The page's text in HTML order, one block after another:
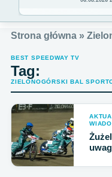
Strona główna »
BEST SPEEDWAY TV
Tag:
ZIELONOGÓRSKI BAL